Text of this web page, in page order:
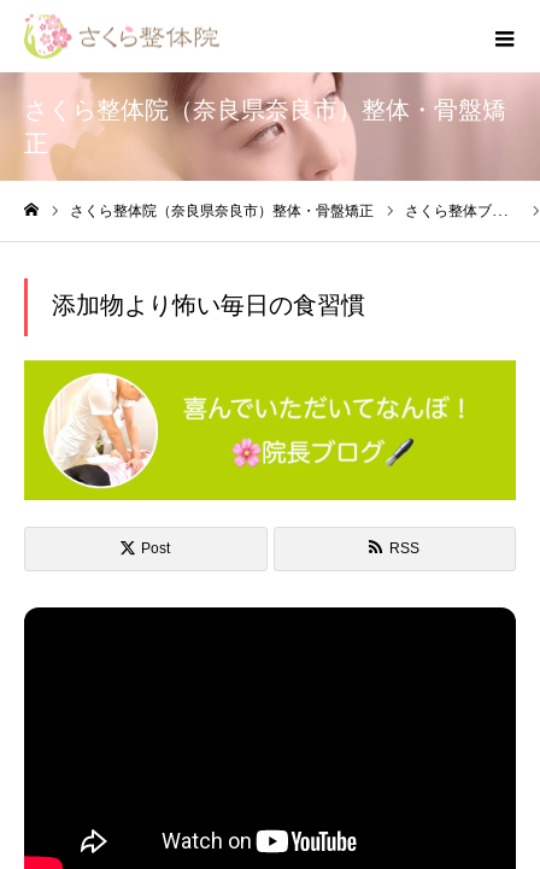
さくら整体院（奈良県奈良市）整体・骨盤矯
正
さくら整体院（奈良県奈良市）整体・骨盤矯正 さくら整体ブログ
添加物より怖い毎日の食習慣
Post RSS